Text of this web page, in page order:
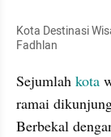
Kota Destinasi
Fadhlan
Sejumlah kota
ramai
Berbekal